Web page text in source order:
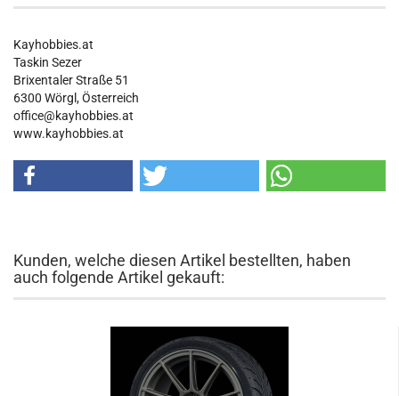
Kayhobbies.at
Taskin Sezer
Brixentaler Straße 51
6300 Wörgl, Österreich
office@kayhobbies.at
www.kayhobbies.at
Kunden, welche diesen Artikel bestellten, haben
auch folgende Artikel gekauft: